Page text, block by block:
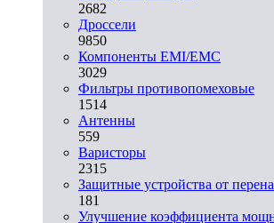
2682
Дроссели
9850
Компоненты EMI/EMC
3029
Фильтры противопомеховые
1514
Антенны
559
Варисторы
2315
Защитные устройства от
181
Улучшение коэффициента